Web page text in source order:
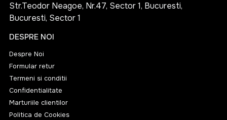
Str.Teodor Neagoe, Nr.47, Sector 1, Bucuresti,
Bucuresti, Sector 1
DESPRE NOI
Despre Noi
Formular retur
Termeni si conditii
Confidentialitate
Marturiile clientilor
Politica de Cookies